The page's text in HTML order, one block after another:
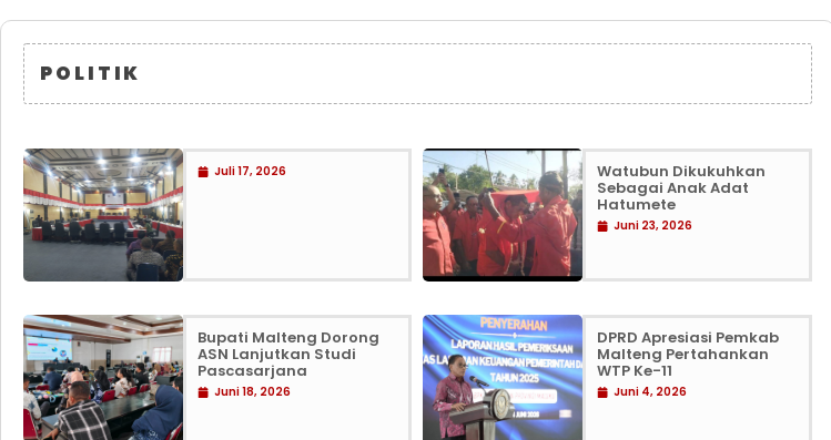
POLITIK
Juli 17, 2026 Watubun Dikukuhkan
Sebagai Anak Adat
Hatumete
Juni 23, 2026
Bupati Malteng Dorong
ASN Lanjutkan Studi
Pascasarjana
Juni 18, 2026
DPRD Apresiasi Pemkab
Malteng Pertahankan
WTP Ke-11
Juni 4, 2026